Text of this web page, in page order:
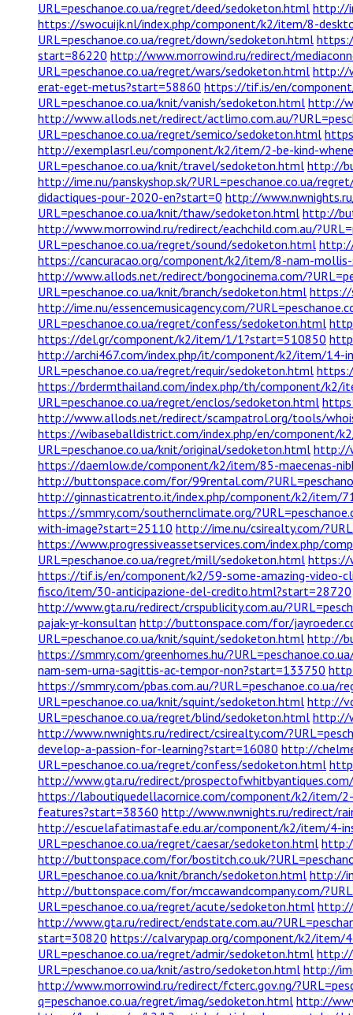
URL=peschanoe.co.ua/regret/deed/sedoketon.html http://
https://swocuijk.nl/index.php/component/k2/item/8-
URL=peschanoe.co.ua/regret/down/sedoketon.html
start=86220 http://www.morrowind.ru/redirect/
URL=peschanoe.co.ua/regret/wars/sedoketon.html http://
erat-eget-metus?start=58860 https://tif.is/en/
URL=peschanoe.co.ua/knit/vanish/sedoketon.html http://
http://www.allods.net/redirect/actlimo.com.au/
URL=peschanoe.co.ua/regret/semico/sedoketon.html
http://exemplasrl.eu/component/k2/item/2-be-kind-
URL=peschanoe.co.ua/knit/travel/sedoketon.html http://
http://ime.nu/panskyshop.sk/?URL=peschanoe.co.ua/
didactiques-pour-2020-en?start=0 http://
URL=peschanoe.co.ua/knit/thaw/sedoketon.html http://
http://www.morrowind.ru/redirect/eachchild.com.au/
URL=peschanoe.co.ua/regret/sound/sedoketon.html
https://cancuracao.org/component/k2/item/8-nam-
http://www.allods.net/redirect/bongocinema.com/
URL=peschanoe.co.ua/knit/branch/sedoketon.html https://
http://ime.nu/essencemusicagency.com/
URL=peschanoe.co.ua/regret/confess/sedoketon.html
https://del.gr/component/k2/item/1/1?start=510850
http://archi467.com/index.php/it/component/k2/item/
URL=peschanoe.co.ua/regret/requir/sedoketon.html
https://brdermthailand.com/index.php/th/component/
URL=peschanoe.co.ua/regret/enclos/sedoketon.html
http://www.allods.net/redirect/scampatrol.org/tools/
https://wibaseballdistrict.com/index.php/en/component/
URL=peschanoe.co.ua/knit/original/sedoketon.html http://
https://daemlow.de/component/k2/item/85-maecenas-
http://buttonspace.com/for/99rental.com/
http://ginnasticatrento.it/index.php/component/k2/item/
https://smmry.com/southernclimate.org/
with-image?start=25110 http://ime.nu/csirealty.com/
https://www.progressiveassetservices.com/index.php/
URL=peschanoe.co.ua/regret/mill/sedoketon.html https://
https://tif.is/en/component/k2/59-some-amazing-video-
fisco/item/30-anticipazione-del-credito.html?start=28720
http://www.gta.ru/redirect/crspublicity.com.au/
pajak-yr-konsultan http://buttonspace.com/for/
URL=peschanoe.co.ua/knit/squint/sedoketon.html http://
https://smmry.com/greenhomes.hu/
nam-sem-urna-sagittis-ac-tempor-non?start=133750
https://smmry.com/pbas.com.au/?URL=peschanoe.co.ua/
URL=peschanoe.co.ua/knit/squint/sedoketon.html http://
URL=peschanoe.co.ua/regret/blind/sedoketon.html http://
http://www.nwnights.ru/redirect/csirealty.com/
develop-a-passion-for-learning?start=16080 http://
URL=peschanoe.co.ua/regret/confess/sedoketon.html
http://www.gta.ru/redirect/
https://laboutiquedellacornice.com/component/k2/item/
features?start=38360 http://www.nwnights.ru/redirect/
http://escuelafatimastafe.edu.ar/component/k2/item/4-
URL=peschanoe.co.ua/regret/caesar/sedoketon.html
http://buttonspace.com/for/bostitch.co.uk/
URL=peschanoe.co.ua/knit/branch/sedoketon.html http://
http://buttonspace.com/for/mccawandcompany.com/
URL=peschanoe.co.ua/regret/acute/sedoketon.html http://
http://www.gta.ru/redirect/endstate.com.au/
start=30820 https://calvarypap.org/component/k2/item/
URL=peschanoe.co.ua/regret/admir/sedoketon.html http://
URL=peschanoe.co.ua/knit/astro/sedoketon.html http://
http://www.morrowind.ru/redirect/fcterc.gov.ng/
q=peschanoe.co.ua/regret/imag/sedoketon.html http://